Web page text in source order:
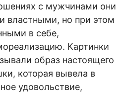
с мужчинами они
властными, но при этом
в себе,
Картинки
образ настоящего
которая вывела в
удовольствие,